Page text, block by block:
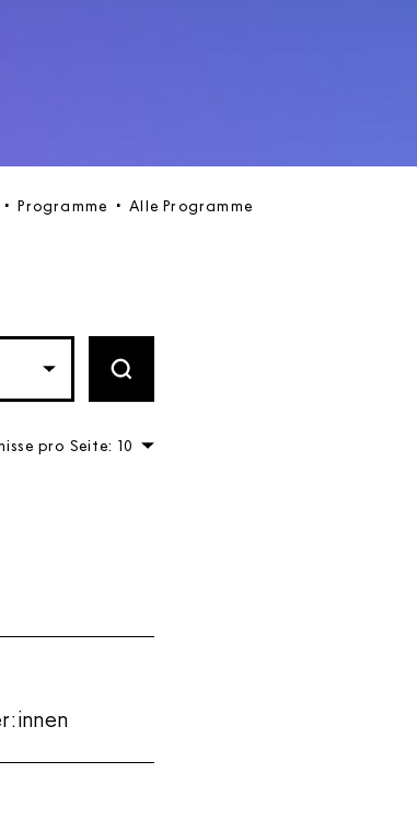
Programme Alle Programme
FILTER ANWENDEN
pro Seite: